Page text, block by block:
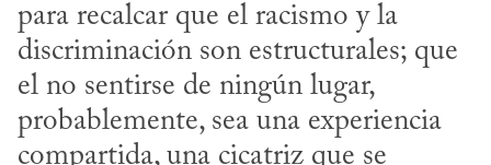
para recalcar que el racismo y la
discriminación son estructurales; que
el no sentirse de ningún lugar,
probablemente, sea una experiencia
compartida, una cicatriz que se